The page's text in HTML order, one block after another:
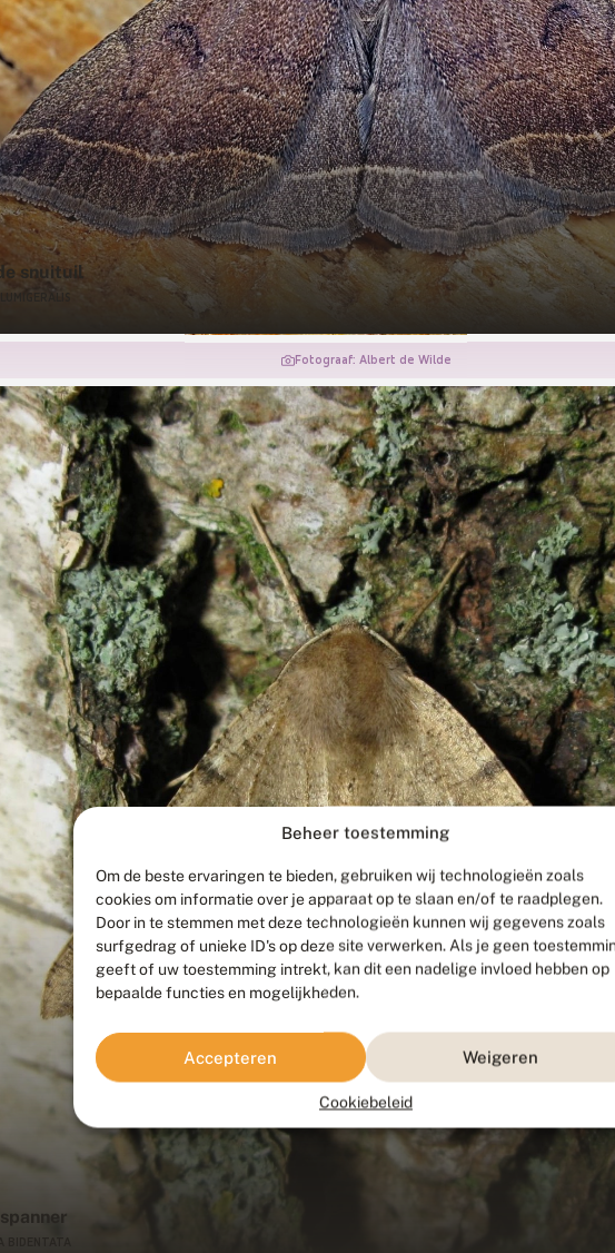
Beheer toestemming
Om de beste ervaringen te bieden, gebruiken wij technologieën zoals
cookies om informatie over je apparaat op te slaan en/of te raadplegen.
Door in te stemmen met deze technologieën kunnen wij gegevens zoals
surfgedrag of unieke ID's op deze site verwerken. Als je geen
geeft of uw toestemming intrekt, kan dit een nadelige invloed hebben op
bepaalde functies en mogelijkheden.
Accepteren Weigeren
Cookiebeleid
snuituil
Fotograaf: Albert de Wilde